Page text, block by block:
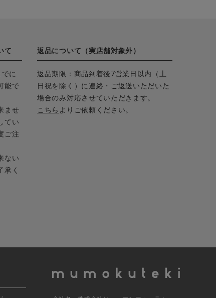
て
に
能で
ませ
てい
ご注
ない
承く
返品について（実店舗対象外）
返品期限：商品到着後7営業日以内（土
日祝を除く）に連絡・ご返送いただいた
場合のみ対応させていただきます。
こちら よりご依頼ください。